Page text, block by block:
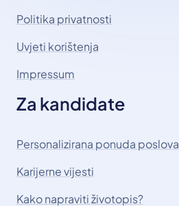
Politika privatnosti
Uvjeti korištenja
Impressum
Za kandidate
Personalizirana ponuda poslova
Karijerne vijesti
Kako napraviti životopis?